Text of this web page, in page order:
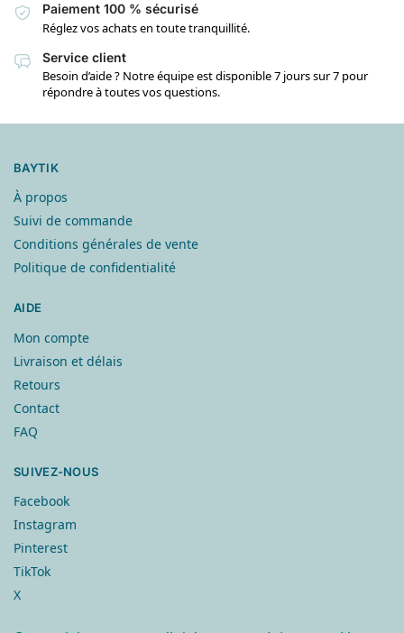
Paiement 100 % sécurisé
Réglez vos achats en toute tranquillité.
Service client
Besoin d’aide ? Notre équipe est disponible 7 jours sur 7 pour
répondre à toutes vos questions.
BAYTIK
À propos
Suivi de commande
Conditions générales de vente
Politique de confidentialité
AIDE
Mon compte
Livraison et délais
Retours
Contact
FAQ
SUIVEZ-NOUS
Facebook
Instagram
Pinterest
TikTok
X